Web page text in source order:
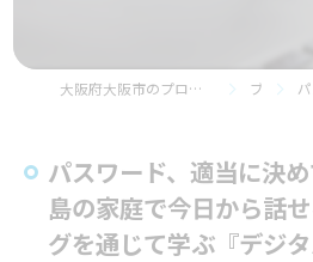
大阪府大阪市のプログラミング教室ならプログラミングスクールiTeen 都島ベルファ前校 ブログ パスワ
パスワード、適当に決
島の家庭で今日から話
グを通じて学ぶ『デジタ